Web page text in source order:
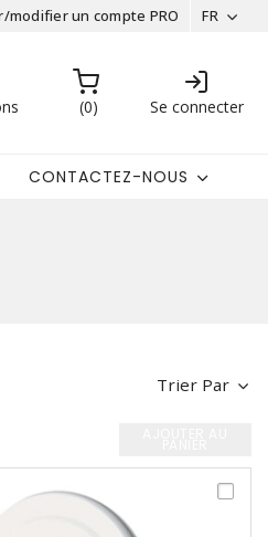
modifier un compte PRO FR
0 Se connecter
CONTACTEZ-NOUS
Trier Par